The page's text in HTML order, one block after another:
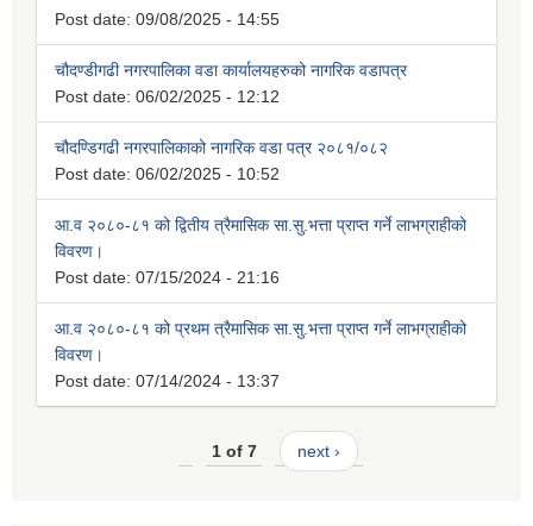
Post date: 09/08/2025 - 14:55
चौदण्डीगढी नगरपालिका वडा कार्यालयहरुको नागरिक वडापत्र
Post date: 06/02/2025 - 12:12
चौदण्डिगढी नगरपालिकाको नागरिक वडा पत्र २०८१/०८२
Post date: 06/02/2025 - 10:52
आ.व २०८०-८१ को द्वितीय त्रैमासिक सा.सु.भत्ता प्राप्त गर्ने लाभग्राहीको
विवरण।
Post date: 07/15/2024 - 21:16
आ.व २०८०-८१ को प्रथम त्रैमासिक सा.सु.भत्ता प्राप्त गर्ने लाभग्राहीको
विवरण।
Post date: 07/14/2024 - 13:37
1 of 7 next ›